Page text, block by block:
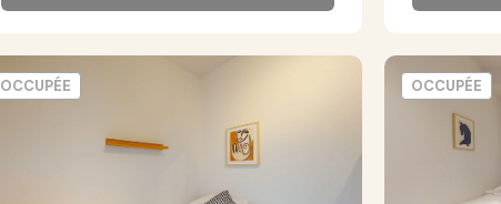
OCCUPÉE OCCUPÉE